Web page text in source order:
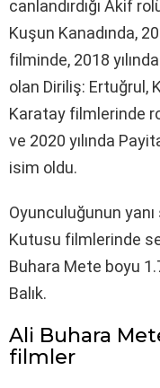
canlandırdığı Akif
Kuşun Kanadında,
filminde, 2018
olan Diriliş: Ertuğrul,
Karatay filmlerinde
ve 2020 yılında
isim oldu.
Oyunculuğunun
Kutusu filmlerinde
Buhara Mete boyu
Balık.
Ali Buhara
filmler